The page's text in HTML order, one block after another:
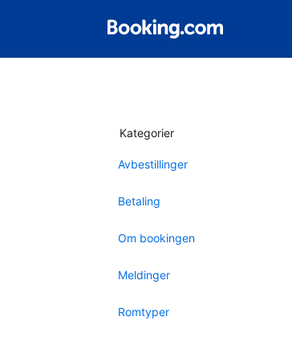
Kategorier
Avbestillinger
Betaling
Om bookingen
Meldinger
Romtyper